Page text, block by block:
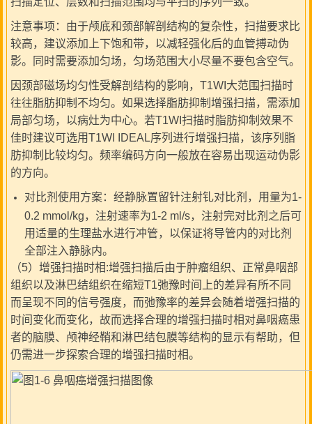
注意事项：由于颅底和颈部解剖结构的复杂性，扫描要求比
较高，建议添加上下饱和带，以减轻强化后的血管搏动伪
影。同时需要添加匀场，匀场范围大小尽量不要包含空气。
因颈部磁场均匀性受解剖结构的影响，T1WI大范围扫描时
往往脂肪抑制不均匀。如果选择脂肪抑制增强扫描，需添加
局部匀场，以病灶为中心。若T1WI扫描时脂肪抑制效果不
佳时建议可选用T1WI IDEAL序列进行增强扫描，该序列脂
肪抑制比较均匀。频率编码方向一般放在容易出现运动伪影
的方向。
对比剂使用方案：经静脉置留针注射钆对比剂，用量为1-
0.2 mmol/kg，注射速率为1-2 ml/s，注射完对比剂之后可
用适量的生理盐水进行冲管，以保证将导管内的对比剂
全部注入静脉内。
（5）增强扫描时相:增强扫描后由于肿瘤组织、正常鼻咽部
组织以及淋巴结组织在缩短T1弛豫时间上的差异有所不同
而呈现不同的信号强度，而弛豫率的差异会随着增强扫描的
时间变化而变化，故而选择合理的增强扫描时相对鼻咽癌患
者的脑膜、颅神经鞘和淋巴结包膜等结构的显示有帮助，但
仍需进一步探索合理的增强扫描时相。